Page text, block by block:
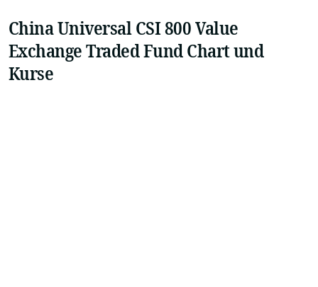
China Universal CSI 800 Value
Exchange Traded Fund Chart und
Kurse